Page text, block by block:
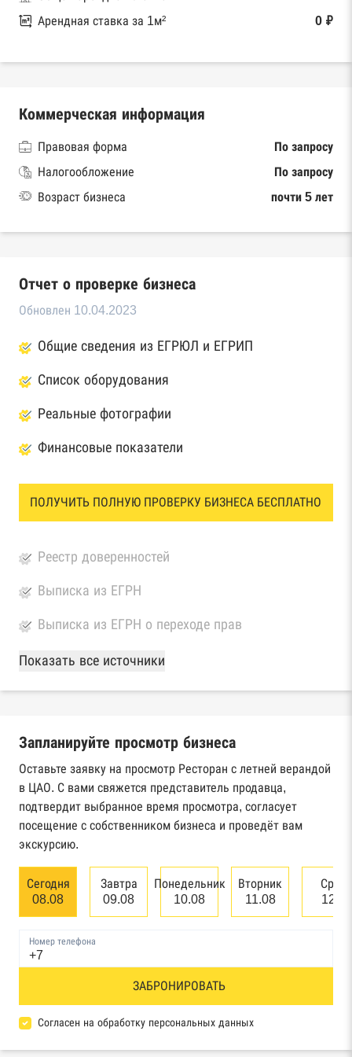
Арендная ставка за 1м²
0 ₽
Коммерческая информация
Правовая форма
По запросу
Налогообложение
По запросу
Возраст бизнеса
почти 5 лет
Отчет о проверке бизнеса
Обновлен 10.04.2023
Общие сведения из ЕГРЮЛ и ЕГРИП
Список оборудования
Реальные фотографии
Финансовые показатели
ПОЛУЧИТЬ ПОЛНУЮ ПРОВЕРКУ БИЗНЕСА БЕСПЛАТНО
Реестр доверенностей
Выписка из ЕГРН
Выписка из ЕГРН о переходе прав
База Росстата
Реестры ЕГРЮЛ и ЕГРИП Федеральной
Реестр государственных контрактов
Федерального казначейства
Картотека арбитражных дел Высшего
арбитражного суда
банкротстве юридических лиц
Единый федеральный реестр сведений о
банкротстве физических лиц
Реестр товарных знаков и знаков обслуживания
База исполнительного производства
Показать все источники
Запланируйте просмотр бизнеса
Оставьте заявку на просмотр Ресторан с летней верандой
в ЦАО. С вами свяжется представитель продавца,
подтвердит выбранное время просмотра, согласует
посещение с собственником бизнеса и проведёт вам
экскурсию.
Сегодня
08.08
Завтра
09.08
Понедельник
10.08
Вторник
11.08
12.08
Номер телефона
ЗАБРОНИРОВАТЬ
Согласен на обработку персональных данных